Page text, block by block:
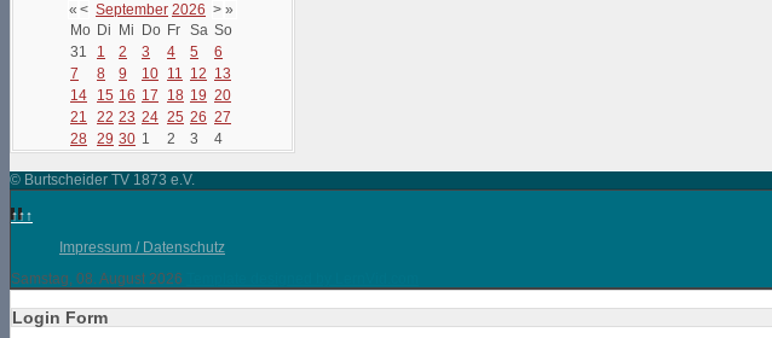
« < September 2026 > »
Mo Di Mi Do Fr Sa So
31
1 2 3 4 5
6
7
8 9 10 11 12 13
14
15 16 17 18 19 20
21
22 23 24 25 26 27
28 29 30 1 2 3 4
© Burtscheider TV 1873 e.V.
↑↑↑
Impressum / Datenschutz
Samstag, 08. August 2026
Login Form